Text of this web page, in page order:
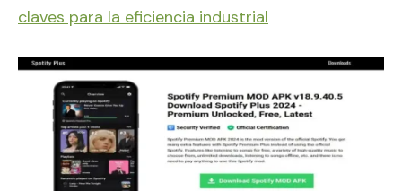
claves para la eficiencia industrial